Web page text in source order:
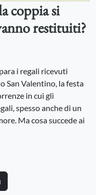
coppia si
restituiti?
i regali ricevuti
San Valentino, la festa
in cui gli
spesso anche di un
Ma cosa succede ai